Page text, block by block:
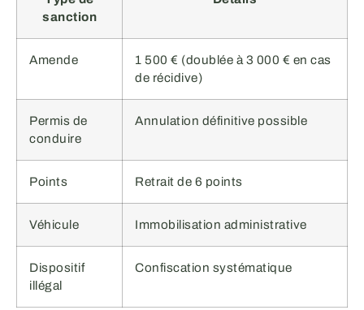
sanction
Amende
1 500 € (doublée à 3 000 € en cas
de récidive)
Permis de
conduire
Annulation définitive possible
Points Retrait de 6 points
Véhicule Immobilisation administrative
Dispositif
illégal
Confiscation systématique